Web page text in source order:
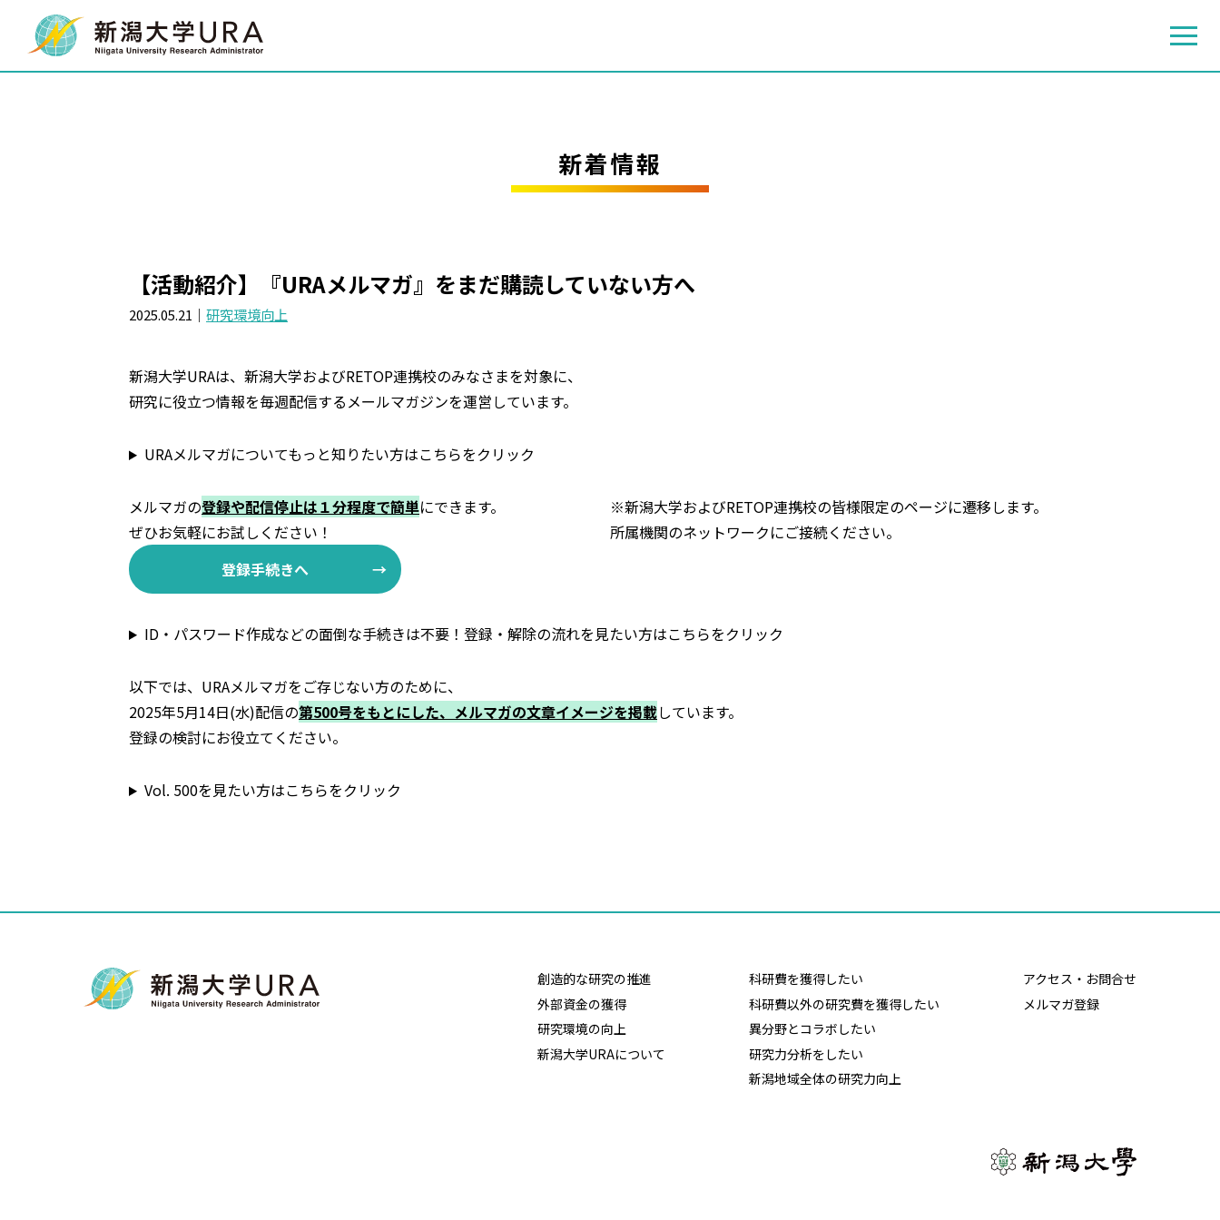
新着情報
【活動紹介】『URAメルマガ』をまだ購読していない方へ
2025.05.21｜ 研究環境向上
新潟大学URAは、新潟大学およびRETOP連携校のみなさまを対象に、
研究に役立つ情報を毎週配信するメールマガジンを運営しています。
URAメルマガについてもっと知りたい方はこちらをクリック
メルマガの登録や配信停止は１分程度で簡単にできます。
ぜひお気軽にお試しください！
登録手続きへ
※新潟大学およびRETOP連携校の皆様限定のページに遷移します。
所属機関のネットワークにご接続ください。
ID・パスワード作成などの面倒な手続きは不要！登録・解除の流れを見たい方はこちらをクリック
以下では、URAメルマガをご存じない方のために、
2025年5月14日(水)配信の第500号をもとにした、メルマガの文章イメージを掲載しています。
登録の検討にお役立てください。
Vol. 500を見たい方はこちらをクリック
創造的な研究の推進
外部資金の獲得
研究環境の向上
新潟大学URAについて
科研費を獲得したい
科研費以外の研究費を獲得したい
異分野とコラボしたい
研究力分析をしたい
新潟地域全体の研究力向上
アクセス・お問合せ
メルマガ登録